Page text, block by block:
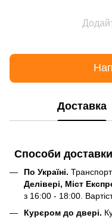
Доставка
Способи
По Україні.
Делівері, Міст
з 16:00 - 18:00.
Курєром до двері.